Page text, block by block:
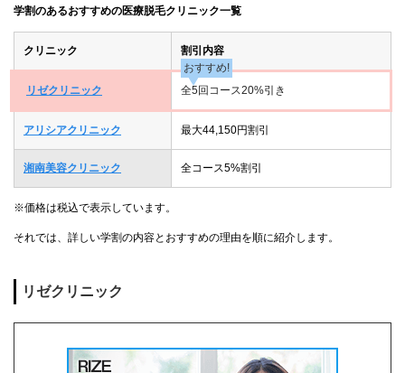
学割のあるおすすめの医療脱毛クリニック一覧
クリニック 割引内容
リゼクリニック
おすすめ!
全5回コース20%引き
アリシアクリニック 最大44,150円割引
湘南美容クリニック 全コース5%割引
※価格は税込で表示しています。
それでは、詳しい学割の内容とおすすめの理由を順に紹介します。
リゼクリニック